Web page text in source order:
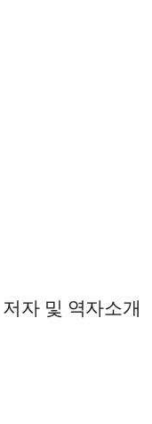
저자 및 역자소개